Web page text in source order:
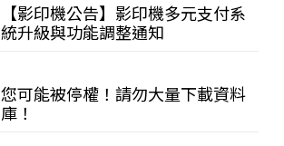
【影印機公告】影印機多元支付系
統升級與功能調整通知
您可能被停權！請勿大量下載資料
庫！